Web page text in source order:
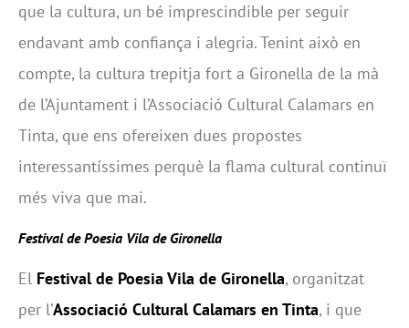
que la cultura, un bé imprescindible per seguir
endavant amb confiança i alegria. Tenint això en
compte, la cultura trepitja fort a Gironella de la mà
de l’Ajuntament i l’Associació Cultural Calamars en
Tinta, que ens ofereixen dues propostes
interessantíssimes perquè la flama cultural continuï
més viva que mai.
Festival de Poesia Vila de Gironella
El Festival de Poesia Vila de Gironella, organitzat
per l’Associació Cultural Calamars en Tinta, i que